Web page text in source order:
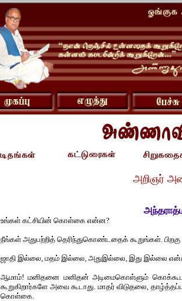
அறிஞர்
உங்கள் கட்சியின் கொள்கை என்ன?
நீங்கள் அதுபற்றித் தெரிந்துகொண்டதைக் கூறுங்கள்.
ஜாதி இல்லை, மதம் இல்லை, அதுஇல்லை, இது இல்லை
ஆமாம்! மனிதனை மனிதன் அடிமைகொள்ளும்
கூறுகிறார்களே அவை கூடாது. மாதர் விடுதலை,
கொள்கை.